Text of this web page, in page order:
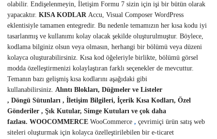
olabilir. Endişelenmeyin, İletişim Formu 7 sizin için işi bir bütün olarak
yapacaktır. KISA KODLARAccu, Visual Composer WordPress
eklentisiyle tamamen entegredir. Bu nedenle temamızın her kısa kodu iyi
tasarlanmış ve kullanımı kolay olacak şekilde oluşturulmuştur. Böylece,
kodlama bilginiz olsun veya olmasın, herhangi bir bölümü veya düzeni
kolayca oluşturabilirsiniz. Kısa kod öğeleriyle birlikte, bölümü görsel
modda özelleştirmenizi kolaylaştıran farklı seçenekler de mevcuttur.
Temanın bazı gelişmiş kısa kodlarını aşağıdaki gibi
kullanabilirsiniz. Alıntı Blokları, Düğmeler ve Listeler
, Döngü Sütunları , İletişim Bilgileri, İçerik Kısa Kodları, Özel
Gönderiler , Şık Kutular, Simge Kutuları ve çok daha
fazlası. WOOCOMMERCE WooCommerce , çevrimiçi ürün satış web
siteleri oluşturmak için kolayca özelleştirilebilen bir e-ticaret